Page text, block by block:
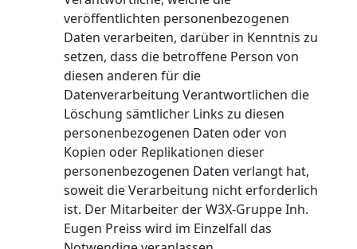
veröffentlichten personenbezogenen
Daten verarbeiten, darüber in Kenntnis zu
setzen, dass die betroffene Person von
diesen anderen für die
Datenverarbeitung Verantwortlichen die
Löschung sämtlicher Links zu diesen
personenbezogenen Daten oder von
Kopien oder Replikationen dieser
personenbezogenen Daten verlangt hat,
soweit die Verarbeitung nicht erforderlich
ist. Der Mitarbeiter der W3X-Gruppe Inh.
Eugen Preiss wird im Einzelfall das